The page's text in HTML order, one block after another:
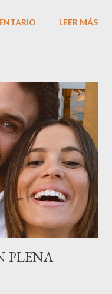
hijas Carolina (CEO
Carol Pagés nos
Rosa en RCE
los jueves de 17 a 18
Pagés La cita ,en el
reunió a figuras
autoridades y medios
bajo el lema “Cien
LEER MÁS
PLENA